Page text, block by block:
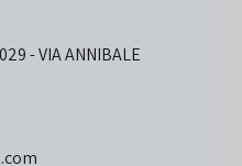
- VIA ANNIBALE